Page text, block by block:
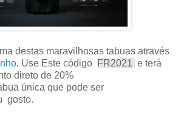
destas maravilhosas tabuas através
. Use Este código FR2021 e terá
direto de 20%
única que pode ser
gosto.